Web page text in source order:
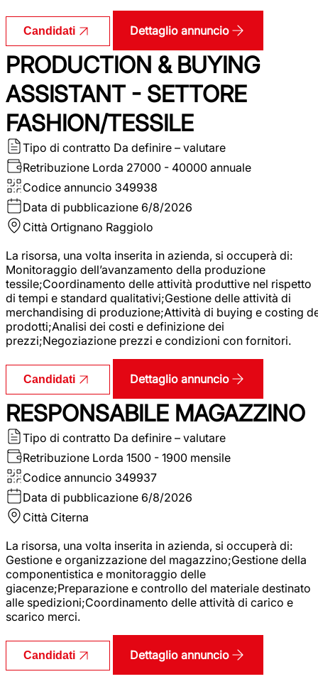
Candidati Dettaglio annuncio
PRODUCTION & BUYING
ASSISTANT - SETTORE
FASHION/TESSILE
Tipo di contratto Da definire – valutare
Retribuzione Lorda 27000 - 40000 annuale
Codice annuncio 349938
Data di pubblicazione 6/8/2026
Città Ortignano Raggiolo
La risorsa, una volta inserita in azienda, si occuperà di:
Monitoraggio dell’avanzamento della produzione
tessile;Coordinamento delle attività produttive nel rispetto
di tempi e standard qualitativi;Gestione delle attività di
merchandising di produzione;Attività di buying e costing
prodotti;Analisi dei costi e definizione dei
prezzi;Negoziazione prezzi e condizioni con fornitori.
Candidati Dettaglio annuncio
RESPONSABILE MAGAZZINO
Tipo di contratto Da definire – valutare
Retribuzione Lorda 1500 - 1900 mensile
Codice annuncio 349937
Data di pubblicazione 6/8/2026
Città Citerna
La risorsa, una volta inserita in azienda, si occuperà di:
Gestione e organizzazione del magazzino;Gestione della
componentistica e monitoraggio delle
giacenze;Preparazione e controllo del materiale destinato
alle spedizioni;Coordinamento delle attività di carico e
scarico merci.
Candidati Dettaglio annuncio